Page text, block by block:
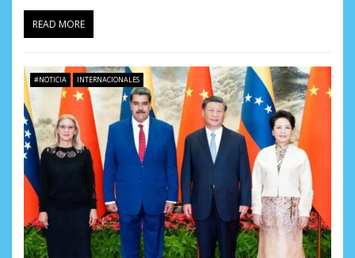
READ MORE
#NOTICIA INTERNACIONALES